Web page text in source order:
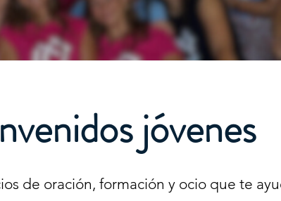
jóvenes
de oración, formación y ocio que te